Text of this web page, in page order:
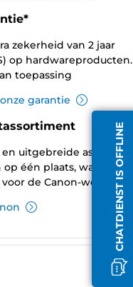
CHATDIENST IS OFFLINE
zekerheid van 2 jaar
op hardwareproducten.
toepassing
garantie
uitgebreide
één plaats,
de Canon-website.